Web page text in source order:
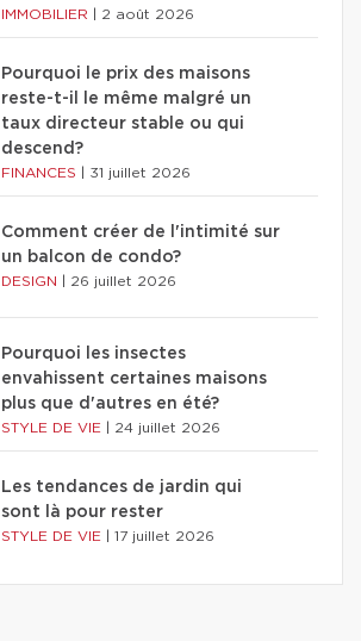
IMMOBILIER 2 août 2026
Pourquoi le prix des maisons
reste-t-il le même malgré un
taux directeur stable ou qui
descend?
FINANCES 31 juillet 2026
Comment créer de l'intimité sur
un balcon de condo?
DESIGN 26 juillet 2026
Pourquoi les insectes
envahissent certaines maisons
plus que d'autres en été?
STYLE DE VIE 24 juillet 2026
Les tendances de jardin qui
sont là pour rester
STYLE DE VIE 17 juillet 2026